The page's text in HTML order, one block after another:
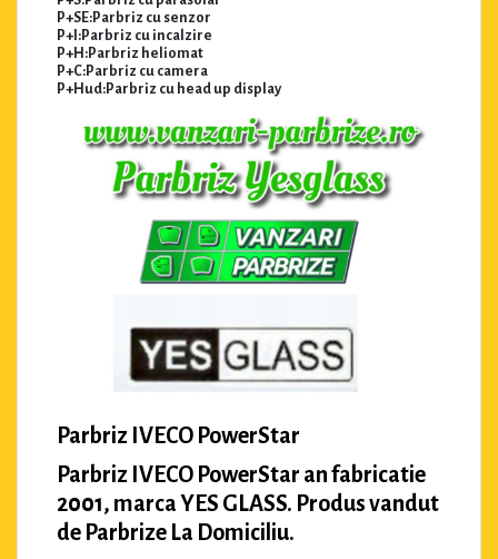
P+SE:Parbriz cu senzor
P+I:Parbriz cu incalzire
P+H:Parbriz heliomat
P+C:Parbriz cu camera
P+Hud:Parbriz cu head up display
Parbriz IVECO PowerStar
Parbriz IVECO PowerStar an fabricatie
2001, marca YES GLASS. Produs vandut
de Parbrize La Domiciliu.